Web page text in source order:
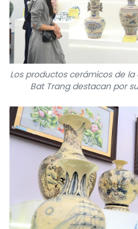
Los productos cerámicos de
Bat Trang destacan por